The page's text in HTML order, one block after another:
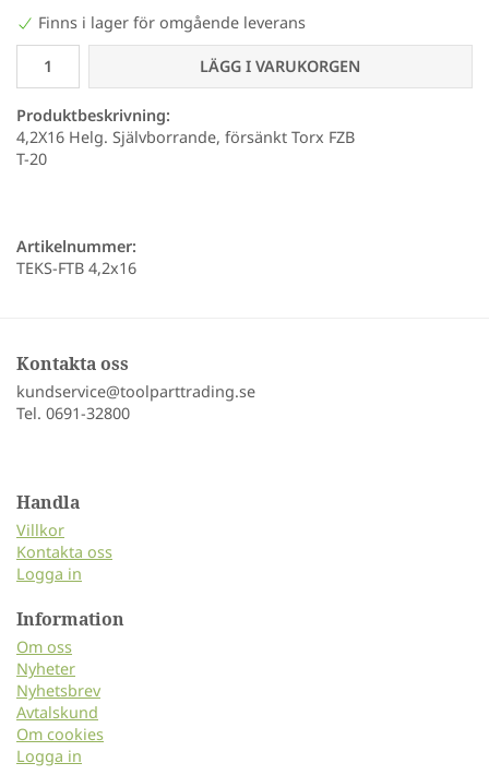
Finns i lager för omgående leverans
LÄGG I VARUKORGEN
Produktbeskrivning:
4,2X16 Helg. Självborrande, försänkt Torx FZB
T-20
Artikelnummer:
TEKS-FTB 4,2x16
Kontakta oss
kundservice@toolparttrading.se
Tel. 0691-32800
Handla
Villkor
Kontakta oss
Logga in
Information
Om oss
Nyheter
Nyhetsbrev
Avtalskund
Om cookies
Logga in